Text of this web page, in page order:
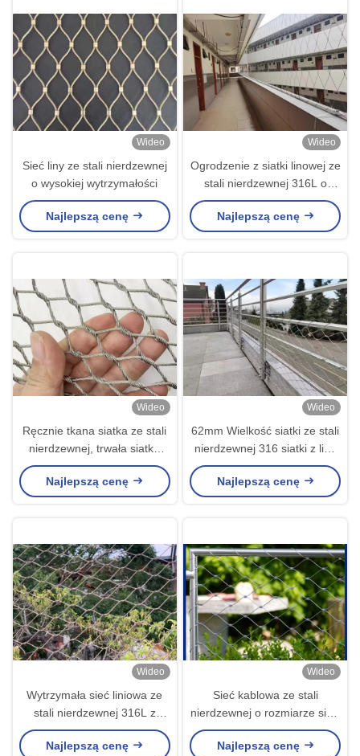
Wideo
Sieć liny ze stali nierdzewnej
o wysokiej wytrzymałości
Najlepszą cenę
Wideo
Ogrodzenie z siatki linowej ze
stali nierdzewnej 316L o
oczkach 40mm*40mm do
łatwego montażu ogrodzenia
zewnętrznego
Najlepszą cenę
Wideo
Ręcznie tkana siatka ze stali
nierdzewnej, trwała siatka
zabezpieczająca o rozmiarze
oczek 55 mm do wybiegów
dla zwierząt w zoo
Najlepszą cenę
Wideo
62mm Wielkość siatki ze stali
nierdzewnej 316 siatki z liny
drukowanej do siatki
bezpieczeństwa balustrady
Najlepszą cenę
Wideo
Wytrzymała sieć liniowa ze
stali nierdzewnej 316L z
rozmiarem siatki 50 mm dla
elastycznych zastosowań
Najlepszą cenę
Wideo
Sieć kablowa ze stali
nierdzewnej o rozmiarze sieci
30 mm * 30 mm i łatwej
instalacji dla fasady
Najlepszą cenę